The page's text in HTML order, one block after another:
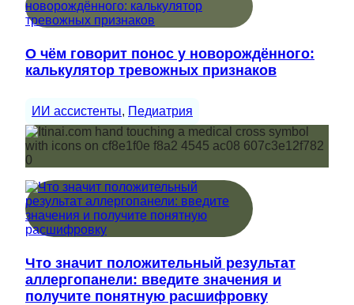
О чём говорит понос у новорождённого:
калькулятор тревожных признаков
ИИ ассистенты, Педиатрия
Что значит положительный результат
аллергопанели: введите значения и
получите понятную расшифровку